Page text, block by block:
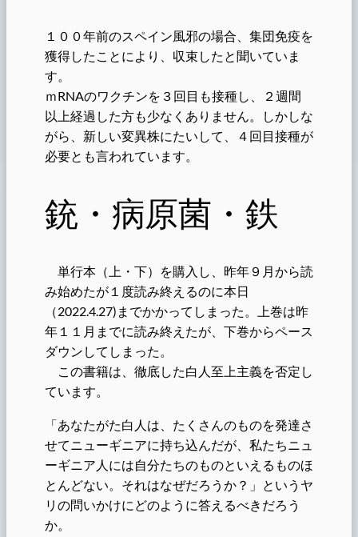
１００年前のスペイン風邪の場合、集団免疫を
獲得したことにより、収束したと聞いていま
す。
ｍRNAのワクチンを３回目も接種し、２週間
以上経過した方も少なくありません。しかしな
がら、新しい変異株にたいして、４回目接種が
必要とも言われています。
銃・病原菌・鉄
単行本（上・下）を購入し、昨年９月から読
み始めたが１度読み終えるのに本日
（2022.4.27)までかかってしまった。上巻は昨
年１１月までに読み終えたが、下巻からペース
ダウンしてしまった。
この書籍は、徹底した白人至上主義を否定し
ています。
「あなたがた白人は、たくさんのものを発達さ
せてニューギニアに持ち込んだが、私たちニュ
ーギニア人には自分たちのものといえるものほ
とんどない。それはなぜだろうか？」というヤ
リの問いかけにどのように答えるべきだろう
か。